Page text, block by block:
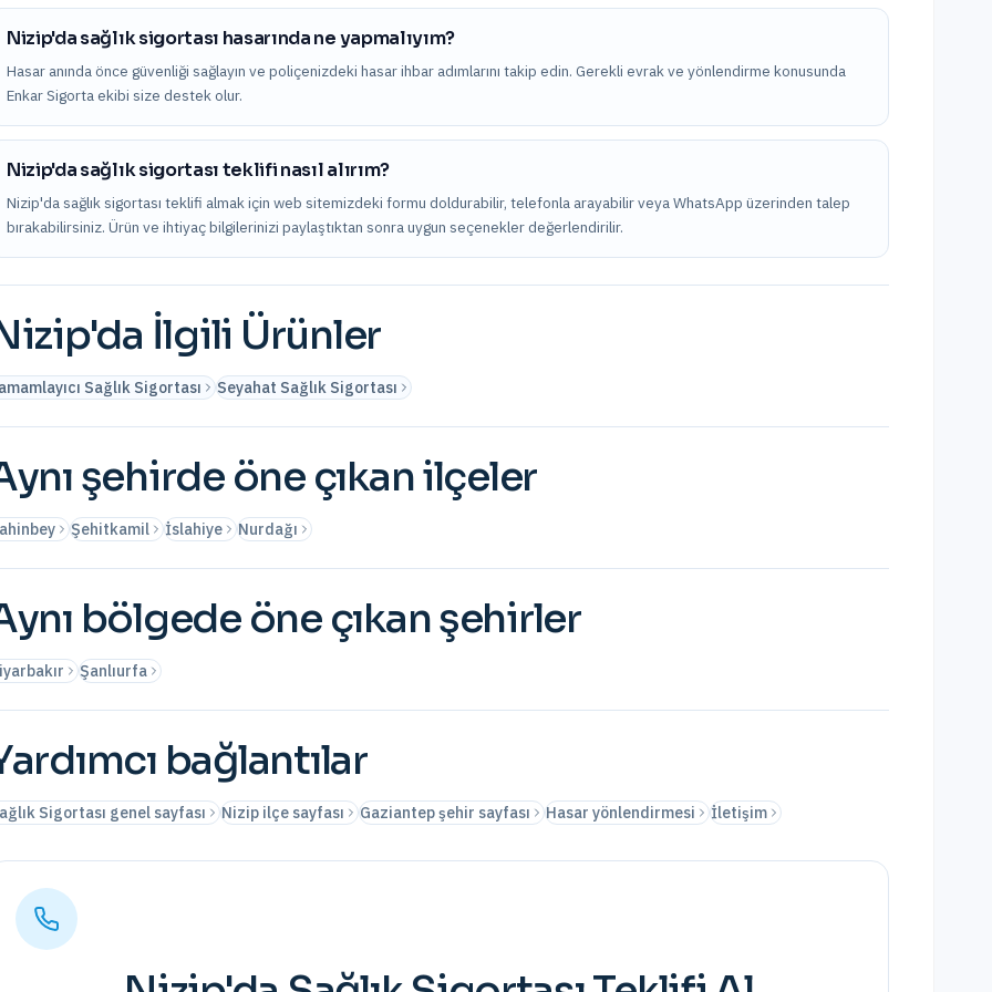
Nizip'da sağlık sigortası hasarında ne yapmalıyım?
Hasar anında önce güvenliği sağlayın ve poliçenizdeki hasar ihbar adımlarını takip edin. Gerekli evrak ve yönlendirme konusunda
Enkar Sigorta ekibi size destek olur.
Nizip'da sağlık sigortası teklifi nasıl alırım?
Nizip'da sağlık sigortası teklifi almak için web sitemizdeki formu doldurabilir, telefonla arayabilir veya WhatsApp üzerinden talep
bırakabilirsiniz. Ürün ve ihtiyaç bilgilerinizi paylaştıktan sonra uygun seçenekler değerlendirilir.
'da İlgili Ürünler
Sağlık Sigortası Seyahat Sağlık Sigortası
şehirde öne çıkan ilçeler
Şehitkamil İslahiye Nurdağı
bölgede öne çıkan şehirler
Şanlıurfa
bağlantılar
Sigortası genel sayfası Nizip ilçe sayfası Gaziantep şehir sayfası Hasar yönlendirmesi İletişim